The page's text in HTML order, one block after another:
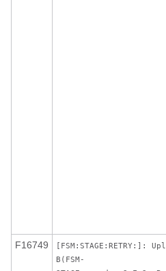
F16749
[FSM:STAGE:RETRY:]:
B(FSM-